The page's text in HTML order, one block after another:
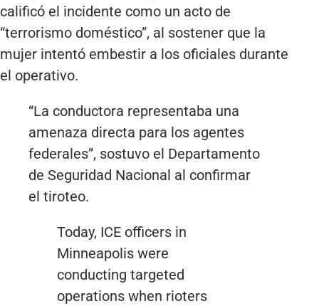
calificó el incidente como un acto de
“terrorismo doméstico”, al sostener que la
mujer intentó embestir a los oficiales durante
el operativo.
“La conductora representaba una
amenaza directa para los agentes
federales”, sostuvo el Departamento
de Seguridad Nacional al confirmar
el tiroteo.
Today, ICE officers in
Minneapolis were
conducting targeted
operations when rioters